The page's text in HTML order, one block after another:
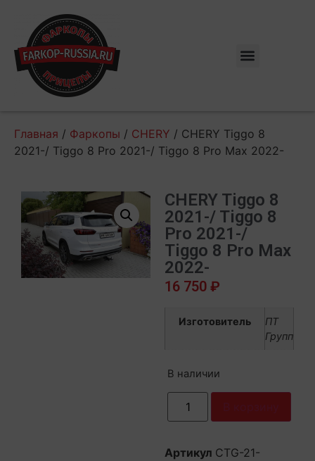
Главная / Фаркопы / CHERY / CHERY Tiggo 8
2021-/ Tiggo 8 Pro 2021-/ Tiggo 8 Pro Max 2022-
CHERY Tiggo 8
2021-/ Tiggo 8
Pro 2021-/
Tiggo 8 Pro Max
2022-
16 750 ₽
Изготовитель
ПТ
Групп
В наличии
Артикул CTG-21-